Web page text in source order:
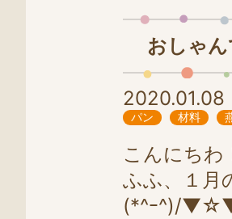
おしゃ
2020.01.08
パン 材料
こんにちわ
ふふ、１月
(*^ｰ^)/